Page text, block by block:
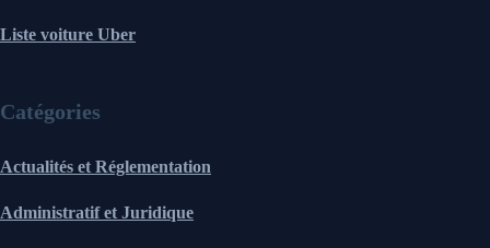
Liste voiture Uber
Catégories
Actualités et Réglementation
Administratif et Juridique